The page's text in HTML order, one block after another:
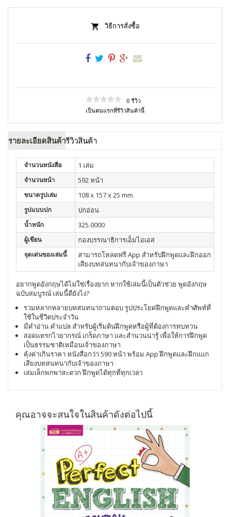
วิธีการสั่งซื้อ
0 รีวิว
เป็นคนแรกที่รีวิวสินค้านี้
รายละเอียดสินค้ารีวิวสินค้า
จำนวนหนังสือ 1 เล่ม
จำนวนหน้า 592 หน้า
ขนาดรูปเล่ม 108 x 157 x 25 mm.
รูปแบบปก ปกอ่อน
น้ำหนัก 325.0000
ผู้เขียน กองบรรณาธิการเอ็มไอเอส
จุดเด่นของเล่มนี้
สามารถโหลดฟรี App สำหรับฝึกพูดและฝึกออก
เสียงบทสนทนากับเจ้าของภาษา
อยากพูดอังกฤษได้ไม่ใช่เรื่องยาก หากใช้เล่มนี้เป็นตัวช่วย พูดอังกฤษ
ฉบับสมบูรณ์ เล่มนี้ดียังไง?
รวมหลากหลายบทสนทนาถามตอบ รูปประโยคฝึกพูดและคำศัพท์ที่
ใช้ในชีวิตประจำวัน
มีคำอ่าน คำแปล สำหรับผู้เริ่มต้นฝึกพูดหรือผู้ที่ต้องการทบทวน
สอดแทรกไวยากรณ์ เกร็ดภาษา และสำนวนน่ารู้ เพื่อให้การฝึกพูด
เป็นธรรมชาติเหมือนเจ้าของภาษา
คุ้งค่าเกินราคา หนังสือกว่า 590 หน้า พร้อม App ฝึกพูดและฝึกแแก
เสียงบทสนทนากับเจ้าของภาษา
เล่มเล็กพกพาสะดวก ฝึกพูดได้ทุกที่ทุกเวลา
คุณอาจจะสนใจในสินค้าดังต่อไปนี้